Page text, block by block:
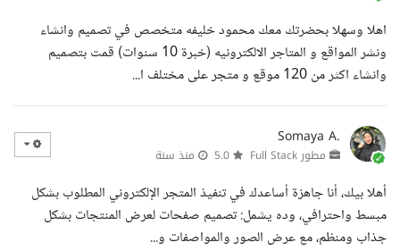
اهلا وسهلا بحضرتك معك محمود خليفه متخصص في تصميم وانشاء
ونشر المواقع و المتاجر الالكترونيه (خبرة 10 سنوات) قمت بتصميم
وانشاء اكثر من 120 موقع و متجر على مختلف ا...
Somaya A.
مطور Full Stack منذ سنة
أهلا بيك، أنا جاهزة أساعدك في تنفيذ المتجر الإلكتروني المطلوب بشكل
مبسط واحترافي، وده يشمل: تصميم صفحات لعرض المنتجات بشكل
جذاب ومنظم، مع عرض الصور والمواصفات و...